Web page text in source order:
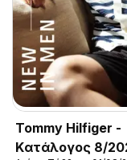
Tommy Hilfiger -
Kατάλογος 8/